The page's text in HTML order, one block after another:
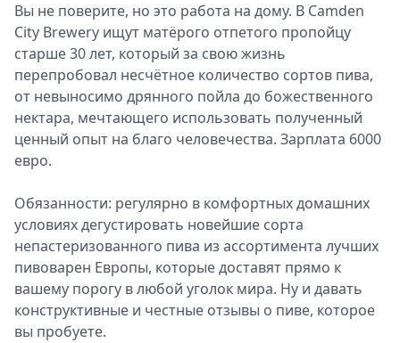
Вы не поверите, но это работа на дому. В Camden
City Brewery ищут матёрого отпетого пропойцу
старше 30 лет, который за свою жизнь
перепробовал несчётное количество сортов пива,
от невыносимо дрянного пойла до божественного
нектара, мечтающего использовать полученный
ценный опыт на благо человечества. Зарплата 6000
евро.
Обязанности: регулярно в комфортных домашних
условиях дегустировать новейшие сорта
непастеризованного пива из ассортимента лучших
пивоварен Европы, которые доставят прямо к
вашему порогу в любой уголок мира. Ну и давать
конструктивные и честные отзывы о пиве, которое
вы пробуете.